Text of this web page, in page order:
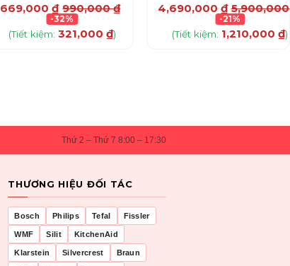
669,000₫ 990,000₫
-32%
(Tiết kiệm: 321,000 ₫)
4,690,000 ₫
-21%
(Tiết kiệm: 1,210,000₫)
Thứ 2 – Thứ 7 8:00 – 17:30
THƯƠNG HIỆU ĐỐI TÁC
Bosch Philips Tefal Fissler
WMF Silit KitchenAid
Klarstein Silvercrest Braun